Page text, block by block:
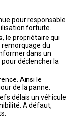
pour responsable
fortuite.
le propriétaire qui
remorquage du
dans un
pour déclencher la
Ainsi le
de la panne.
délais un véhicule
A défaut,